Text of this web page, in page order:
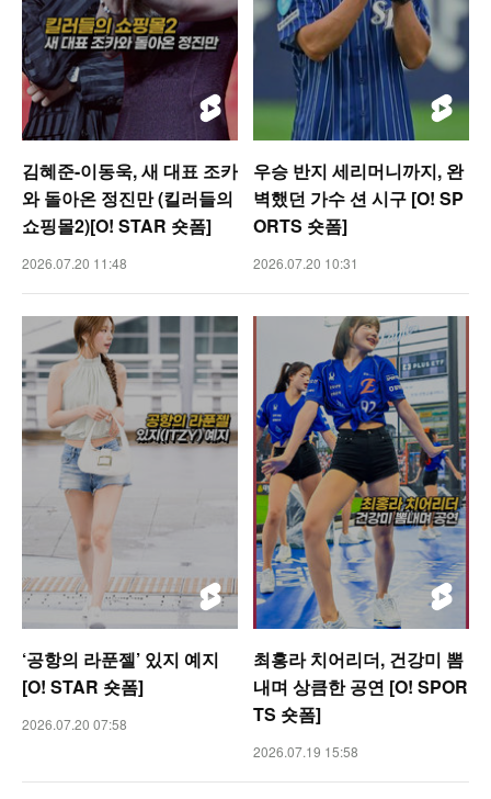
김혜준-이동욱, 새 대표 조카
와 돌아온 정진만 (킬러들의
쇼핑몰2)[O! STAR 숏폼]
2026.07.20 11:48
우승 반지 세리머니까지, 완
벽했던 가수 션 시구 [O! SP
ORTS 숏폼]
2026.07.20 10:31
‘공항의 라푼젤’ 있지 예지
[O! STAR 숏폼]
2026.07.20 07:58
최홍라 치어리더, 건강미 뽐
내며 상큼한 공연 [O! SPOR
TS 숏폼]
2026.07.19 15:58